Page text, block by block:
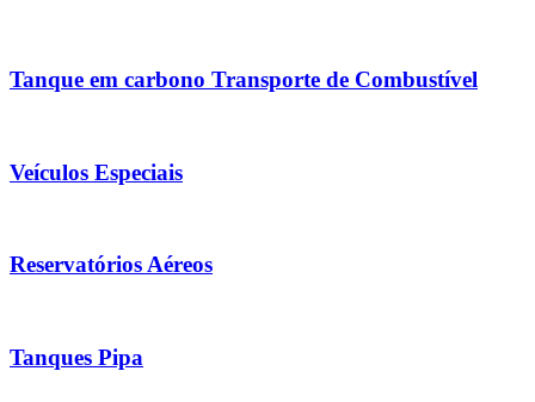
Tanque em carbono Transporte de Combustível
Veículos Especiais
Reservatórios Aéreos
Tanques Pipa